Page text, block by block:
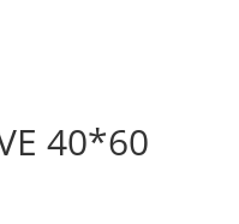
40*60